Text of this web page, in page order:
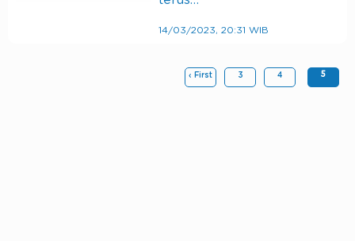
14/03/2023, 20:31 WIB
‹ First 3 4 5